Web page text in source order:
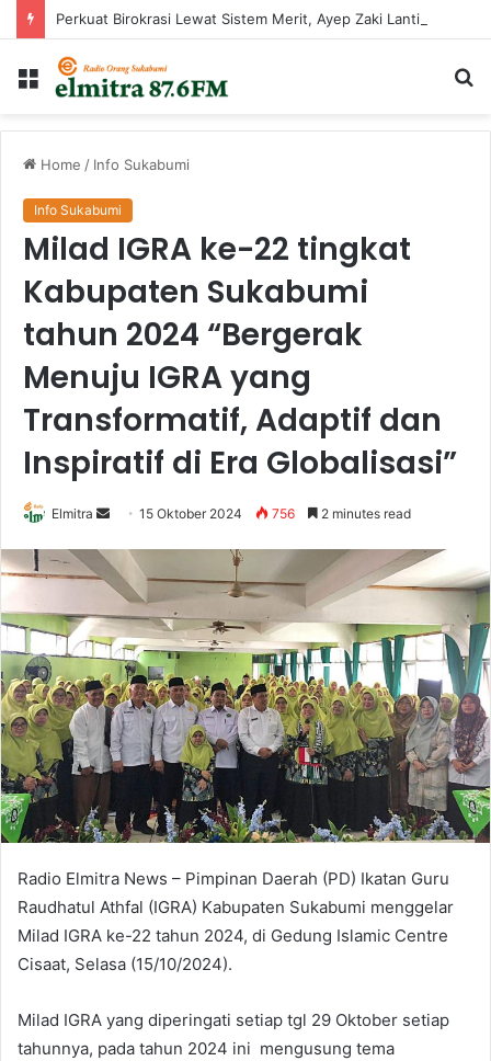
Menu
Home / Info Sukabumi
Info Sukabumi
Milad IGRA ke-22 tingkat
Kabupaten Sukabumi
tahun 2024 “Bergerak
Menuju IGRA yang
Transformatif, Adaptif dan
Inspiratif di Era Globalisasi”
Elmitra
Send
email
15 Oktober 2024 756 2 minutes read
Radio Elmitra News – Pimpinan Daerah (PD) Ikatan Guru
Raudhatul Athfal (IGRA) Kabupaten Sukabumi menggelar
Milad IGRA ke-22 tahun 2024, di Gedung Islamic Centre
Cisaat, Selasa (15/10/2024).
Milad IGRA yang diperingati setiap tgl 29 Oktober setiap
tahunnya, pada tahun 2024 ini mengusung tema